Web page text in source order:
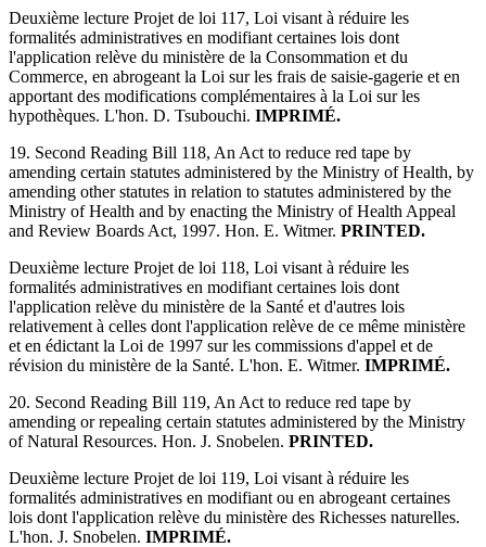
Deuxième lecture Projet de loi 117, Loi visant à réduire les
formalités administratives en modifiant certaines lois dont
l'application relève du ministère de la Consommation et du
Commerce, en abrogeant la Loi sur les frais de saisie-gagerie et en
apportant des modifications complémentaires à la Loi sur les
hypothèques. L'hon. D. Tsubouchi. IMPRIMÉ.
19. Second Reading Bill 118, An Act to reduce red tape by
amending certain statutes administered by the Ministry of Health, by
amending other statutes in relation to statutes administered by the
Ministry of Health and by enacting the Ministry of Health Appeal
and Review Boards Act, 1997. Hon. E. Witmer. PRINTED.
Deuxième lecture Projet de loi 118, Loi visant à réduire les
formalités administratives en modifiant certaines lois dont
l'application relève du ministère de la Santé et d'autres lois
relativement à celles dont l'application relève de ce même ministère
et en édictant la Loi de 1997 sur les commissions d'appel et de
révision du ministère de la Santé. L'hon. E. Witmer. IMPRIMÉ.
20. Second Reading Bill 119, An Act to reduce red tape by
amending or repealing certain statutes administered by the Ministry
of Natural Resources. Hon. J. Snobelen. PRINTED.
Deuxième lecture Projet de loi 119, Loi visant à réduire les
formalités administratives en modifiant ou en abrogeant certaines
lois dont l'application relève du ministère des Richesses naturelles.
L'hon. J. Snobelen. IMPRIMÉ.